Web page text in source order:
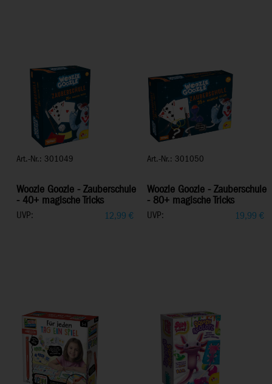
Art.-Nr.: 301049
Woozle Goozle - Zauberschule
- 40+ magische Tricks
UVP: 12,99 €
Art.-Nr.: 301050
Woozle Goozle - Zauberschule
- 80+ magische Tricks
UVP: 19,99 €